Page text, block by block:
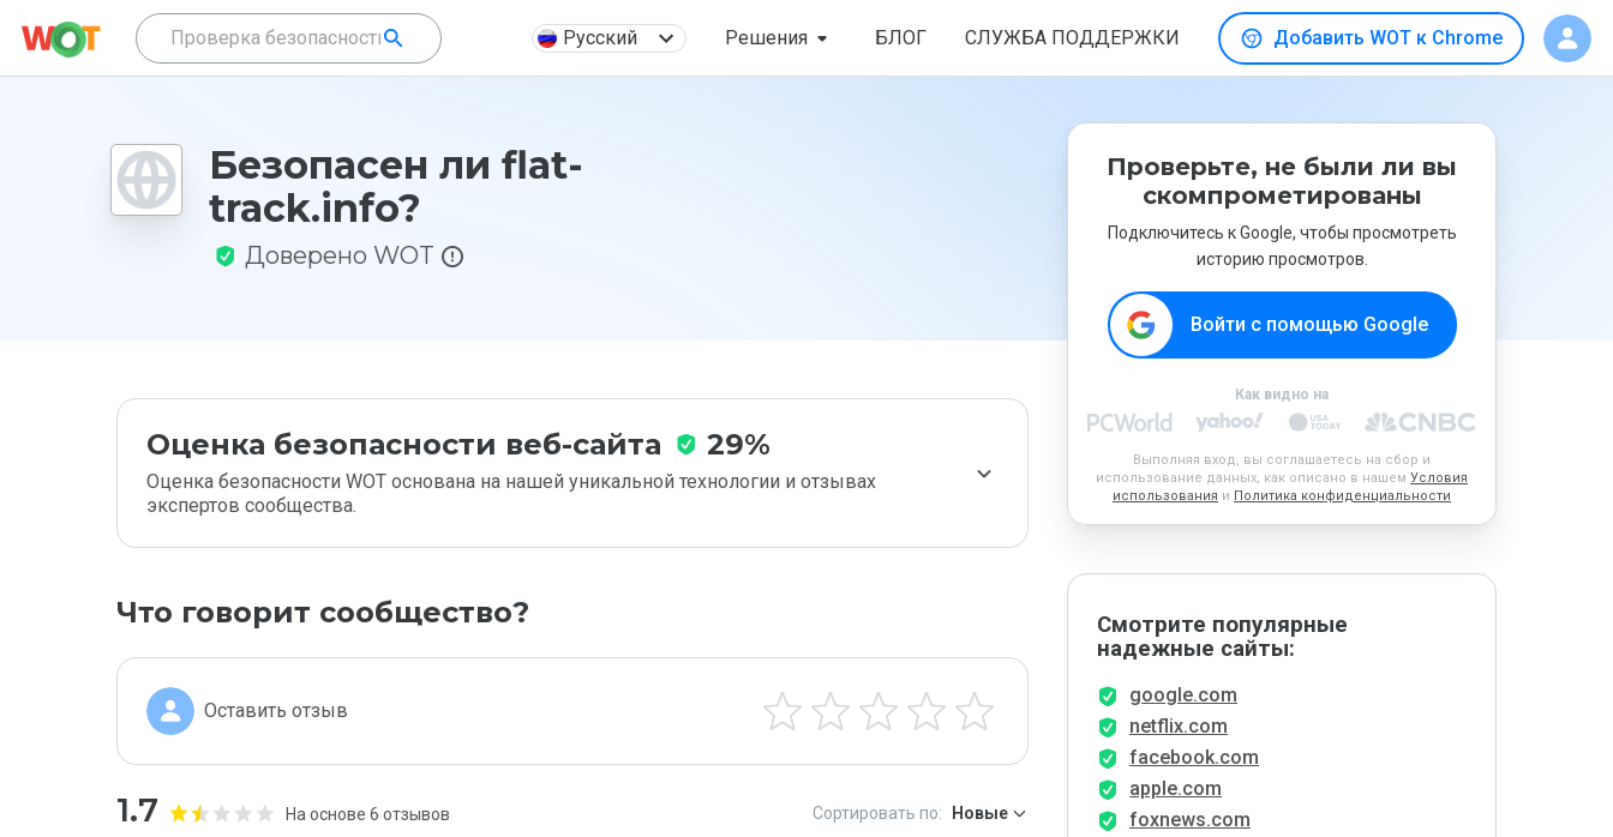
Русский Решения БЛОГ СЛУЖБА ПОДДЕРЖКИ Добавить WOT к Chrome
Безопасен ли flat-
track.info?
Доверено WOT
Оценка безопасности веб-сайта 29%
Оценка безопасности WOT основана на нашей уникальной технологии и отзывах
экспертов сообщества.
Что говорит сообщество?
Оставить отзыв
1.7 На основе 6 отзывов Сортировать по: Новые
Проверьте, не были ли вы
скомпрометированы
Подключитесь к Google, чтобы просмотреть
историю просмотров.
Войти с помощью Google
Как видно на
Выполняя вход, вы соглашаетесь на сбор и
использование данных, как описано в нашем Условия
использования и Политика конфиденциальности
Смотрите популярные
надежные сайты:
google.com
netflix.com
facebook.com
apple.com
foxnews.com